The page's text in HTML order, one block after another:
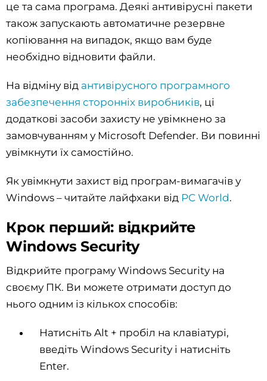
це та сама програма. Деякі антивірусні пакети
також запускають автоматичне резервне
копіювання на випадок, якщо вам буде
необхідно відновити файли.
На відміну від антивірусного програмного
забезпечення сторонніх виробників, ці
додаткові засоби захисту не увімкнено за
замовчуванням у Microsoft Defender. Ви повинні
увімкнути їх самостійно.
Як увімкнути захист від програм-вимагачів у
Windows – читайте лайфхаки від PC World.
Крок перший: відкрийте
Windows Security
Відкрийте програму Windows Security на
своєму ПК. Ви можете отримати доступ до
нього одним із кількох способів:
Натисніть Alt + пробіл на клавіатурі,
введіть Windows Security і натисніть
Enter.